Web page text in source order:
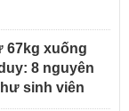
67kg xuống
8 nguyên
sinh viên